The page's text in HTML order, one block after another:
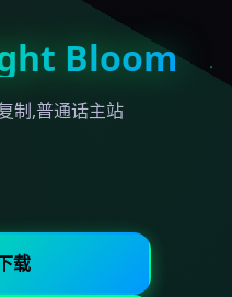
Bloom
制,普通话主站
载